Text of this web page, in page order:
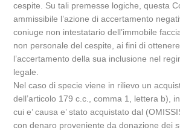
cespite. Su tali premesse logiche, questa
ammissibile l’azione di accertamento
coniuge non intestatario dell’immobile
non personale del cespite, ai fini di
l’accertamento della sua inclusione nel
legale.
Nel caso di specie viene in rilievo un
dell’articolo 179 c.c., comma 1, lettera b),
cui e’ causa e’ stato acquistato dal
con denaro proveniente da donazione dei